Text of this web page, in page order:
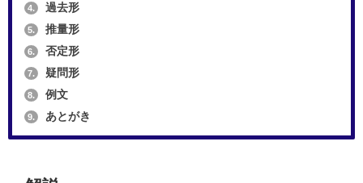
4. 過去形
5. 推量形
6. 否定形
7. 疑問形
8. 例文
9. あとがき